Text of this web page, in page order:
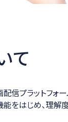
て
信プラットフォー
をはじめ、理解